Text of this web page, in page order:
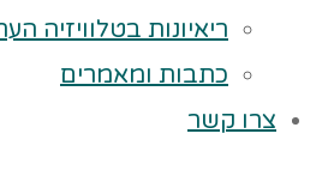
ריאיונות בטלוויזיה
כתבות ומאמרים
צרו קשר